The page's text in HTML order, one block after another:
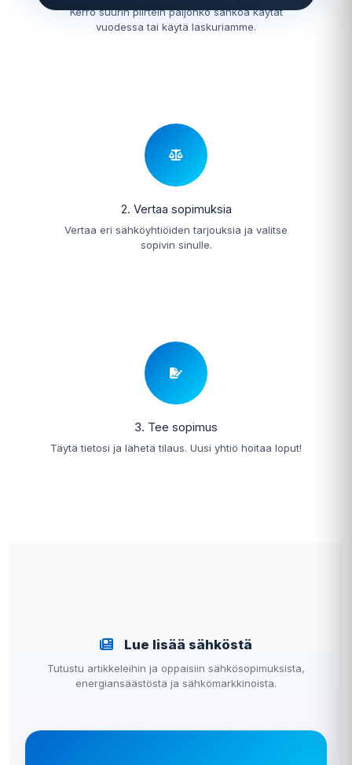
Kerro suurin piirtein paljonko sähköä käytät
vuodessa tai käytä laskuriamme.
2. Vertaa sopimuksia
Vertaa eri sähköyhtiöiden tarjouksia ja valitse
sopivin sinulle.
3. Tee sopimus
Täytä tietosi ja lähetä tilaus. Uusi yhtiö hoitaa loput!
Lue lisää sähköstä
Tutustu artikkeleihin ja oppaisiin sähkösopimuksista,
energiansäästöstä ja sähkömarkkinoista.